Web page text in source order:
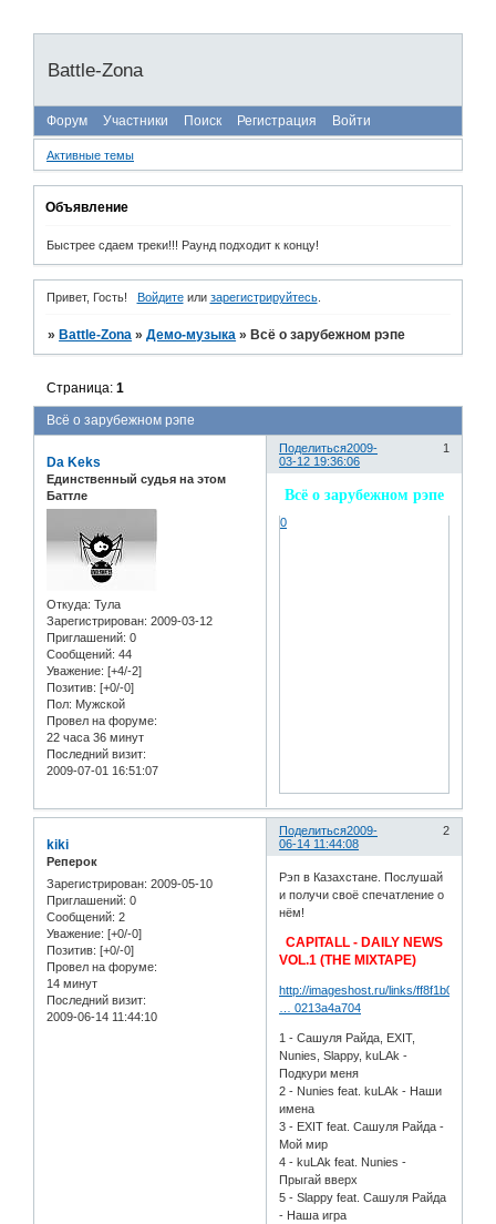
Battle-Zona
Форум Участники Поиск Регистрация Войти
Активные темы
Объявление
Быстрее сдаем треки!!! Раунд подходит к концу!
Привет, Гость! Войдитеили зарегистрируйтесь.
» Battle-Zona »Демо-музыка » Всё о зарубежном рэпе
Всё о зарубежном рэпе
Страница:1
Поделиться 1
2009-
03-12 19:36:06
Da Keks
Единственный судья на этом
Баттле
Откуда: Тула
Зарегистрирован: 2009-03-12
Приглашений: 0
Сообщений: 44
Уважение: [+4/-2]
Позитив: [+0/-0]
Пол: Мужской
Провел на форуме:
22 часа 36 минут
Последний визит:
2009-07-01 16:51:07
Всё о зарубежном рэпе
0
Поделиться 2
2009-
06-14 11:44:08
kiki
Реперок
Зарегистрирован: 2009-05-10
Приглашений: 0
Сообщений: 2
Уважение: [+0/-0]
Позитив: [+0/-0]
Провел на форуме:
14 минут
Последний визит:
2009-06-14 11:44:10
Рэп в Казахстане. Послушай
и получи своё спечатление о
нём!
CAPITALL - DAILY NEWS
VOL.1 (THE MIXTAPE)
http://imageshost.ru/links/ff8f1b0a2172
… 0213a4a704
1 - Сашуля Райда, EXIT,
Nunies, Slappy, kuLAk -
Подкури меня
2 - Nunies feat. kuLAk - Наши
имена
3 - EXIT feat. Сашуля Райда -
Мой мир
4 - kuLAk feat. Nunies -
Прыгай вверх
5 - Slappy feat. Сашуля Райда
- Наша игра